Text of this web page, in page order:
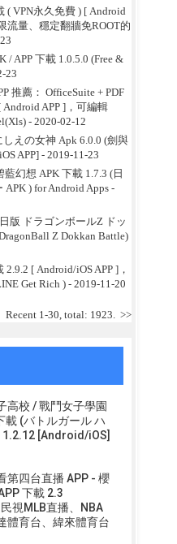
( VPN永久免費 ) [ Android
流量、穩定翻牆免ROOT的
/ APP 下載 1.0.5.0 (Free &
23
推薦： OfficeSuite + PDF
APP ]，可編輯
- 2020-02-12
えの女神 Apk 6.0.0 (劍與
APP]- 2019-11-23
藍幻想 APK 下載 1.7.3 (日
) for Android Apps -
版 ドラゴンボールZ ドッ
Z Dokkan Battle)
[ Android/iOS APP ]，
Get Rich )- 2019-11-20
Recent 1-30, total: 1923. >>
高校 / 戰鬥女子學園
載 (バトルガール ハ
1.2.12 [Android/iOS]
第四台直播 APP - 櫻
下載 2.3
視MLB直播、NBA
體育台、緯來體育台